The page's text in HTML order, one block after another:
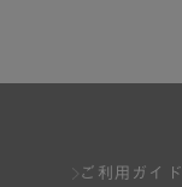
ご利用ガイド